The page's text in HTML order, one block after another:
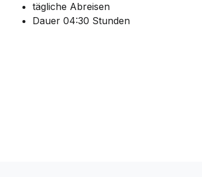
tägliche Abreisen
Dauer 04:30 Stunden